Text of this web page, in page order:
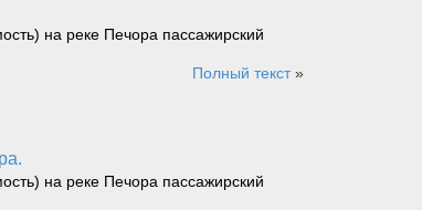
на реке Печора пассажирский
Полный текст»
на реке Печора пассажирский